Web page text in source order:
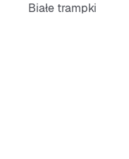
Białe trampki